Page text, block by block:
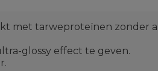
met tarweproteïnen zonder
glossy effect te geven.